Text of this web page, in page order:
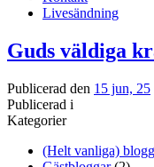
Livesändning
Guds väldiga
Publicerad den 15 jun, 25
Publicerad i
Kategorier
(Helt vanliga)